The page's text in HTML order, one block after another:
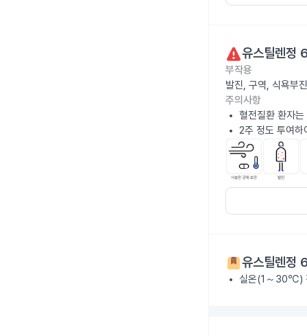
유스틸렌정
부작용
발진, 구역, 식욕부
주의사항
혈전질환 환자
2주 정도 투여하
유스틸렌정
실온(1～30℃)